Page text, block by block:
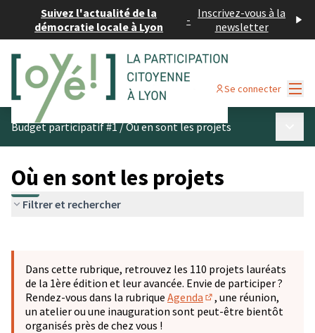
Suivez l'actualité de la
démocratie locale à Lyon
- Inscrivez-vous à la
newsletter
Se connecter
Budget participatif #1/Où en sont les projets
Où en sont les projets
Filtrer et rechercher
−
Dans cette rubrique, retrouvez les 110 projets lauréats
de la 1ère édition et leur avancée. Envie de participer ?
Rendez-vous dans la rubrique Agenda
(S'ouvre dans un
, une réunion,
un atelier ou une inauguration sont peut-être bientôt
organisés près de chez vous !